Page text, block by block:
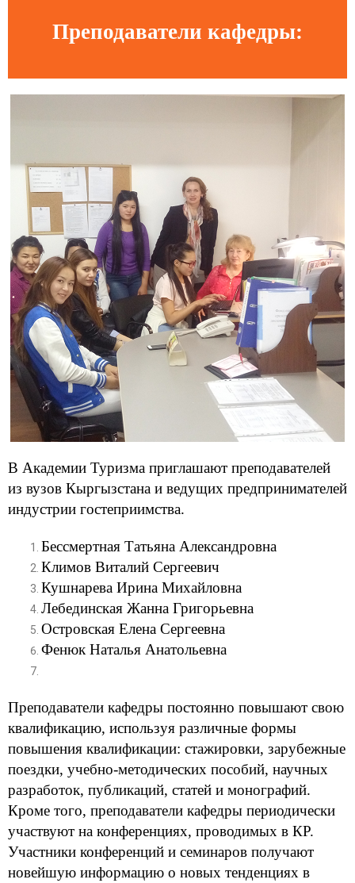
Преподаватели кафедры:
В Академии Туризма приглашают преподавателей
из вузов Кыргызстана и ведущих предпринимателей
индустрии гостеприимства.
Бессмертная Татьяна Александровна
Климов Виталий Сергеевич
Кушнарева Ирина Михайловна
Лебединская Жанна Григорьевна
Островская Елена Сергеевна
Фенюк Наталья Анатольевна
Преподаватели кафедры постоянно повышают свою
квалификацию, используя различные формы
повышения квалификации: стажировки, зарубежные
поездки, учебно-методических пособий, научных
разработок, публикаций, статей и монографий.
Кроме того, преподаватели кафедры периодически
участвуют на конференциях, проводимых в КР.
Участники конференций и семинаров получают
новейшую информацию о новых тенденциях в